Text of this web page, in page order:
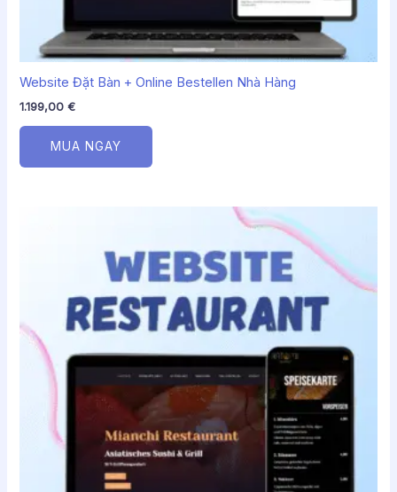
Website Đặt Bàn + Online Bestellen Nhà Hàng
1.199,00€
MUA NGAY